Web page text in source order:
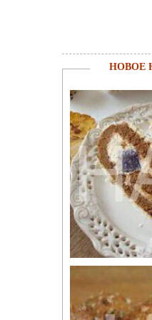
НОВОЕ